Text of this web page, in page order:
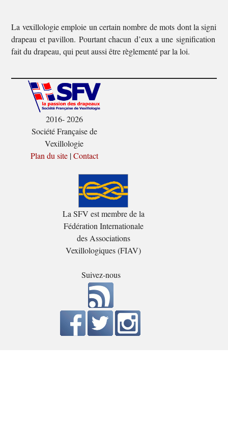
La vexillologie emploie un certain nombre de mots dont la
drapeau et pavillon. Pourtant chacun d’eux a une signification
fait du drapeau, qui peut aussi être règlementé par la loi.
2016- 2026
Société Française de
Vexillologie
Plan du site|Contact
La SFV est membre de la
Fédération Internationale
des Associations
Vexillologiques (FIAV)
Suivez-nous